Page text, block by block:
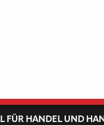
FÜR HANDEL UND